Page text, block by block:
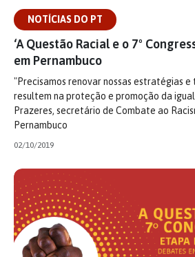
NOTÍCIAS DO PT
‘A Questão Racial e o 7º
em Pernambuco
"Precisamos renovar nossas estratégias
resultem na proteção e promoção da
Prazeres, secretário de Combate ao
Pernambuco
02/10/2019